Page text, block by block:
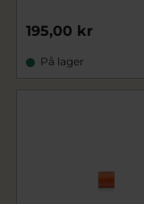
195,00 kr
På lager